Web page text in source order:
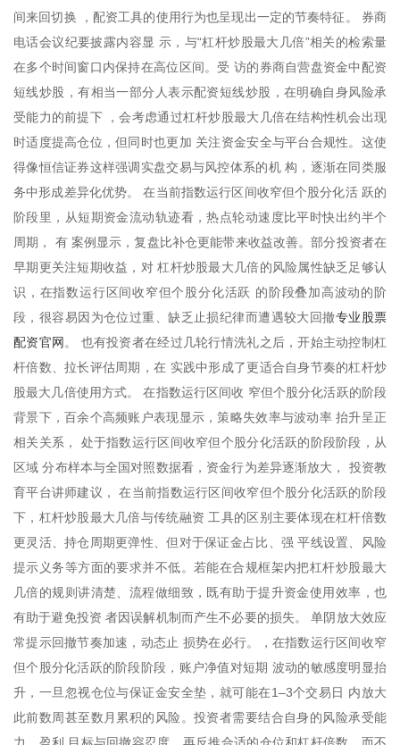
间来回切换 ，配资工具的使用行为也呈现出一定的节奏特征。 券商
电话会议纪要披露内容显 示，与“杠杆炒股最大几倍”相关的检索量
在多个时间窗口内保持在高位区间。受 访的券商自营盘资金中配资
短线炒股，有相当一部分人表示配资短线炒股，在明确自身风险承
受能力的前提下 ，会考虑通过杠杆炒股最大几倍在结构性机会出现
时适度提高仓位，但同时也更加 关注资金安全与平台合规性。这使
得像恒信证券这样强调实盘交易与风控体系的机 构，逐渐在同类服
务中形成差异化优势。 在当前指数运行区间收窄但个股分化活 跃的
阶段里，从短期资金流动轨迹看，热点轮动速度比平时快出约半个
周期， 有 案例显示，复盘比补仓更能带来收益改善。部分投资者在
早期更关注短期收益，对 杠杆炒股最大几倍的风险属性缺乏足够认
识，在指数运行区间收窄但个股分化活跃 的阶段叠加高波动的阶
段，很容易因为仓位过重、缺乏止损纪律而遭遇较大回撤专业股票
配资官网。 也有投资者在经过几轮行情洗礼之后，开始主动控制杠
杆倍数、拉长评估周期，在 实践中形成了更适合自身节奏的杠杆炒
股最大几倍使用方式。 在指数运行区间收 窄但个股分化活跃的阶段
背景下，百余个高频账户表现显示，策略失效率与波动率 抬升呈正
相关关系， 处于指数运行区间收窄但个股分化活跃的阶段阶段，从
区域 分布样本与全国对照数据看，资金行为差异逐渐放大， 投资教
育平台讲师建议， 在当前指数运行区间收窄但个股分化活跃的阶段
下，杠杆炒股最大几倍与传统融资 工具的区别主要体现在杠杆倍数
更灵活、持仓周期更弹性、但对于保证金占比、强 平线设置、风险
提示义务等方面的要求并不低。若能在合规框架内把杠杆炒股最大
几倍的规则讲清楚、流程做细致，既有助于提升资金使用效率，也
有助于避免投资 者因误解机制而产生不必要的损失。 单阴放大效应
常提示回撤节奏加速，动态止 损势在必行。，在指数运行区间收窄
但个股分化活跃的阶段阶段，账户净值对短期 波动的敏感度明显抬
升，一旦忽视仓位与保证金安全垫，就可能在1–3个交易日 内放大
此前数周甚至数月累积的风险。投资者需要结合自身的风险承受能
力、盈利 目标与回撤容忍度，再反推合适的仓位和杠杆倍数，而不